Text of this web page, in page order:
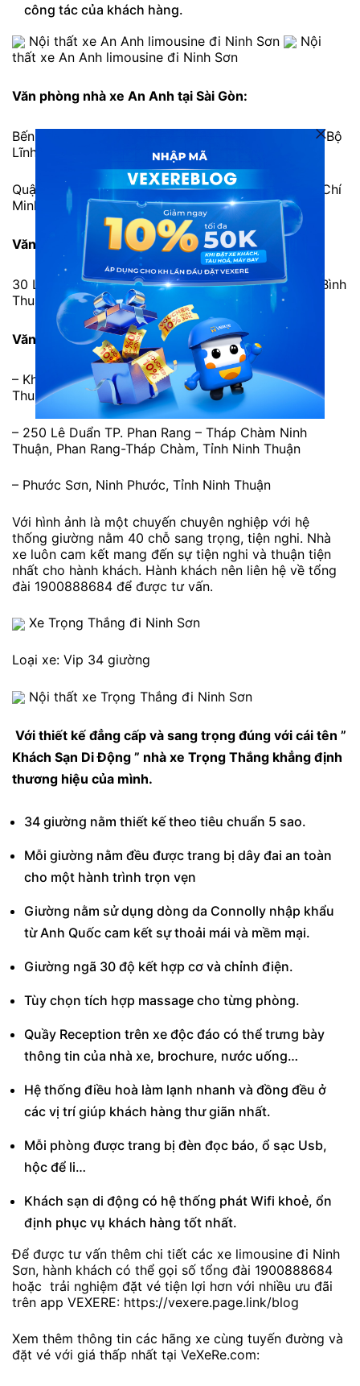
công tác của khách hàng.
Nội thất xe An Anh limousine đi Ninh Sơn
Nội
thất xe An Anh limousine đi Ninh Sơn
Văn phòng nhà xe An Anh tại Sài Gòn:
Bến xe Miền Đông: BXMĐ Quầy vé số 48, 292 Đinh Bộ
Lĩnh, Phường 26, Bình Thạnh, TP. Hồ Chí Minh
Quận 10: 216 Hoà Hảo, Phường 2, Quận 10, TP. Hồ Chí
Minh
Văn phòng nhà xe An Anh tại Bình Thuận:
30 Lê Duẩn, Thị Trấn Liên Hương, Tuy Phong, Tỉnh Bình
Thuận
Văn phòng nhà xe An Anh tại Ninh Thuận
– Khu phố 8, Thị trấn Tân Sơn, Ninh Sơn, Tỉnh Ninh
Thuận
– 250 Lê Duẩn TP. Phan Rang – Tháp Chàm Ninh
Thuận, Phan Rang-Tháp Chàm, Tỉnh Ninh Thuận
– Phước Sơn, Ninh Phước, Tỉnh Ninh Thuận
Với hình ảnh là một chuyến chuyên nghiệp với hệ
thống giường nằm 40 chỗ sang trọng, tiện nghi. Nhà
xe luôn cam kết mang đến sự tiện nghi và thuận tiện
nhất cho hành khách. Hành khách nên liên hệ về tổng
đài 1900888684 để được tư vấn.
Xe Trọng Thắng đi Ninh Sơn
Loại xe: Vip 34 giường
Nội thất xe Trọng Thắng đi Ninh Sơn
Với thiết kế đẳng cấp và sang trọng đúng với cái tên ”
Khách Sạn Di Động ” nhà xe Trọng Thắng khẳng định
thương hiệu của mình.
34 giường nằm thiết kế theo tiêu chuẩn 5 sao.
Mỗi giường nằm đều được trang bị dây đai an toàn
cho một hành trình trọn vẹn
Giường nằm sử dụng dòng da Connolly nhập khẩu
từ Anh Quốc cam kết sự thoải mái và mềm mại.
Giường ngã 30 độ kết hợp cơ và chỉnh điện.
Tùy chọn tích hợp massage cho từng phòng.
Quầy Reception trên xe độc đáo có thể trưng bày
thông tin của nhà xe, brochure, nước uống…
Hệ thống điều hoà làm lạnh nhanh và đồng đều ở
các vị trí giúp khách hàng thư giãn nhất.
Mỗi phòng được trang bị đèn đọc báo, ổ sạc Usb,
hộc để li…
Khách sạn di động có hệ thống phát Wifi khoẻ, ổn
định phục vụ khách hàng tốt nhất.
Để được tư vấn thêm chi tiết các xe limousine đi Ninh
Sơn, hành khách có thể gọi số tổng đài 1900888684
hoặc trải nghiệm đặt vé tiện lợi hơn với nhiều ưu đãi
trên app VEXERE: https://vexere.page.link/blog
Xem thêm thông tin các hãng xe cùng tuyến đường và
đặt vé với giá thấp nhất tại VeXeRe.com: